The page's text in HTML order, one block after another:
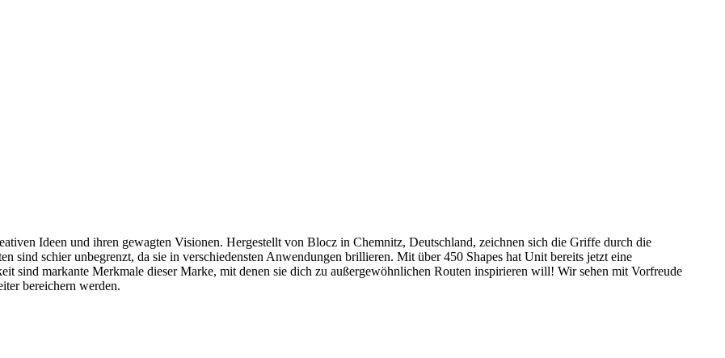
Ideen und ihren gewagten Visionen. Hergestellt von Blocz in Chemnitz, Deutschland, zeichnen sich die Griffe durch die
sind schier unbegrenzt, da sie in verschiedensten Anwendungen brillieren. Mit über 450 Shapes hat Unit bereits jetzt eine
sind markante Merkmale dieser Marke, mit denen sie dich zu außergewöhnlichen Routen inspirieren will! Wir sehen mit Vorfreude
bereichern werden.